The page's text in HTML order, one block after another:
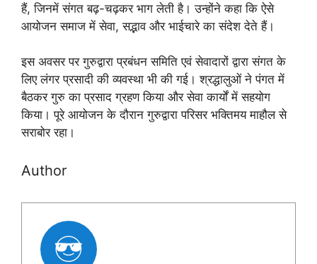
हैं, जिनमें संगत बढ़-चढ़कर भाग लेती है। उन्होंने कहा कि ऐसे
आयोजन समाज में सेवा, सद्भाव और भाईचारे का संदेश देते हैं।
इस अवसर पर गुरुद्वारा प्रबंधन समिति एवं सेवादारों द्वारा संगत के
लिए लंगर प्रसादी की व्यवस्था भी की गई। श्रद्धालुओं ने पंगत में
बैठकर गुरु का प्रसाद ग्रहण किया और सेवा कार्यों में सहयोग
किया। पूरे आयोजन के दौरान गुरुद्वारा परिसर भक्तिमय माहौल से
सराबोर रहा।
Author